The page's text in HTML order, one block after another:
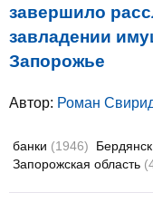
завершило
завладении
Запорожье
Автор: Роман
банки (1946) Бердянск
Запорожская область